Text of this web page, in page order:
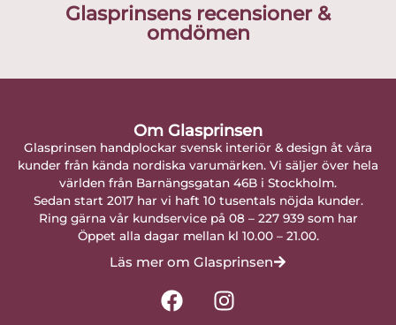
Glasprinsens recensioner &
omdömen
Om Glasprinsen
Glasprinsen handplockar svensk interiör & design åt våra
kunder från kända nordiska varumärken. Vi säljer över hela
världen från Barnängsgatan 46B i Stockholm.
Sedan start 2017 har vi haft 10 tusentals nöjda kunder.
Ring gärna vår kundservice på 08 – 227 939 som har
Öppet alla dagar mellan kl 10.00 – 21.00.
Läs mer om Glasprinsen
F
a
I
n